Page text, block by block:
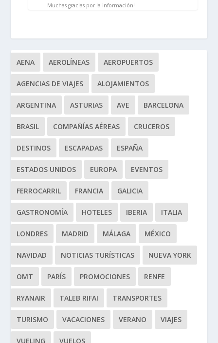
Muchas gracias por la información!
AENA AEROLÍNEAS AEROPUERTOS
AGENCIAS DE VIAJES ALOJAMIENTOS
ARGENTINA ASTURIAS AVE BARCELONA
BRASIL COMPAÑÍAS AÉREAS CRUCEROS
DESTINOS ESCAPADAS ESPAÑA
ESTADOS UNIDOS EUROPA EVENTOS
FERROCARRIL FRANCIA GALICIA
GASTRONOMÍA HOTELES IBERIA ITALIA
LONDRES MADRID MÁLAGA MÉXICO
NAVIDAD NOTICIAS TURÍSTICAS NUEVA YORK
OMT PARÍS PROMOCIONES RENFE
RYANAIR TALEB RIFAI TRANSPORTES
TURISMO VACACIONES VERANO VIAJES
VUELING VUELOS